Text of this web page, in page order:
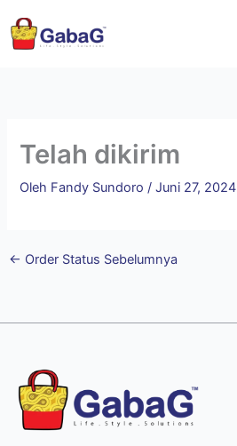
ke
konten
Telah dikirim
Oleh Fandy Sundoro /Juni 27, 2024
← Order Status Sebelumnya